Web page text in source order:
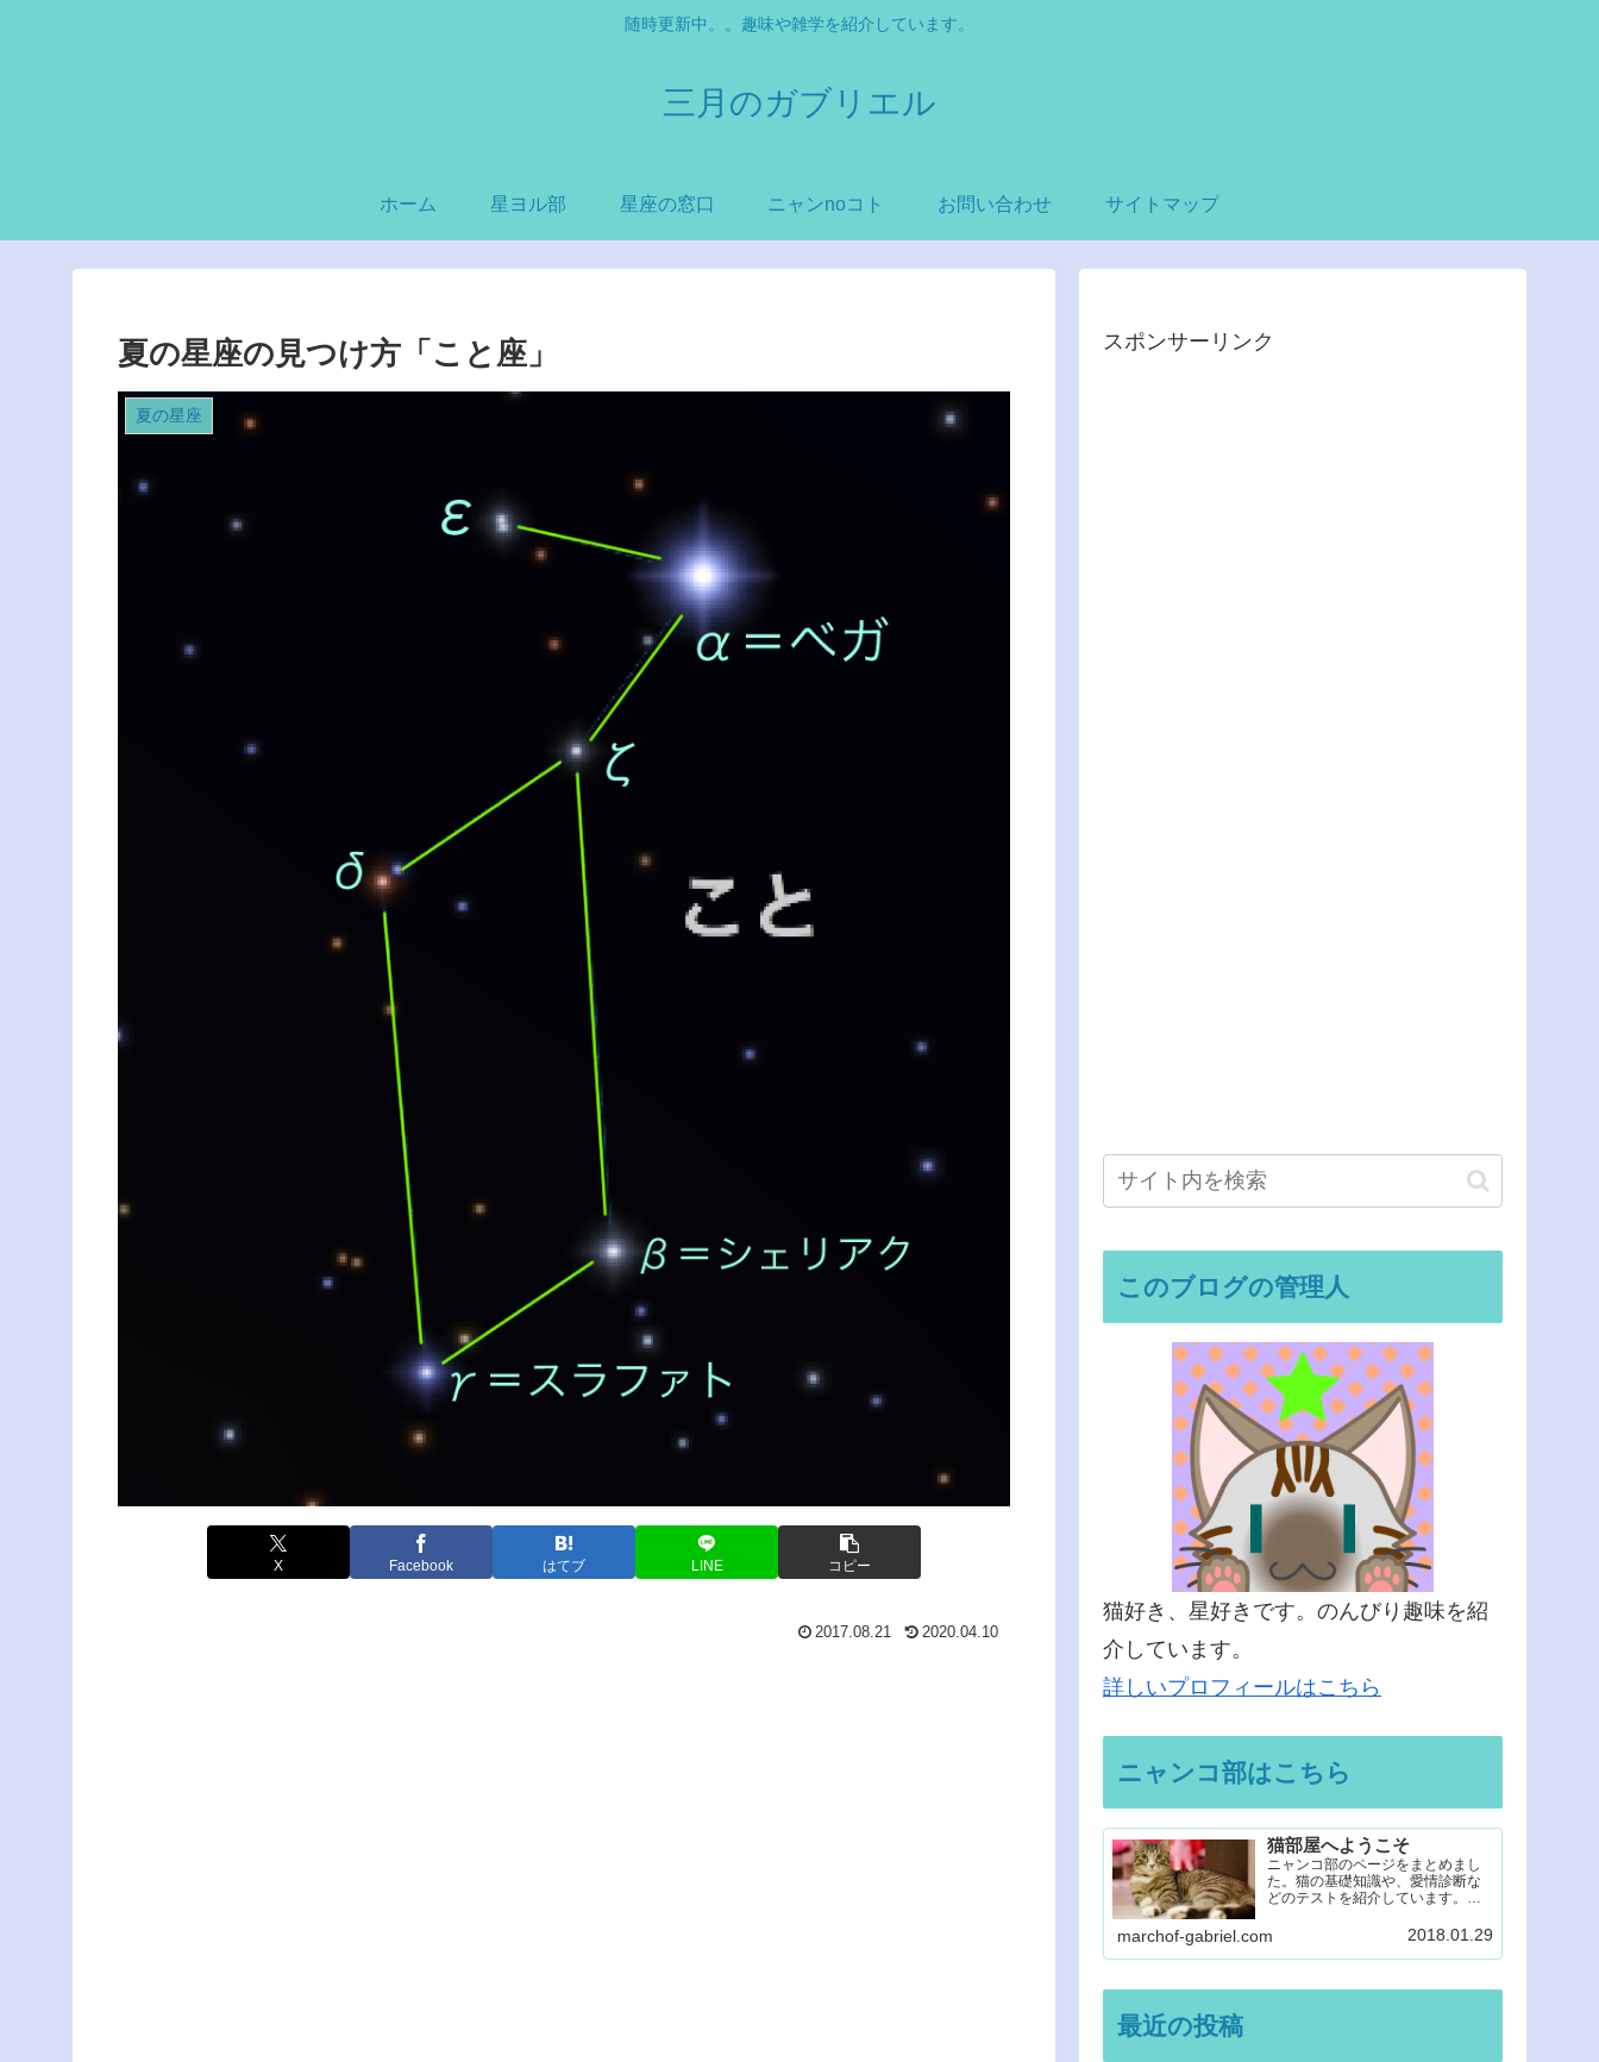
随時更新中。。趣味や雑学を紹介しています。
三月のガブリエル
ホーム 星ヨル部 星座の窓口 ニャンnoコト お問い合わせ サイトマップ
夏の星座の見つけ方「こと座」
夏の星座
X Facebook はてブ LINE コピー
2017.08.21 2020.04.10
スポンサーリンク
このブログの管理人
猫好き、星好きです。のんびり趣味を紹
介しています。
詳しいプロフィールはこちら
ニャンコ部はこちら
猫部屋へようこそ
ニャンコ部のページをまとめまし
た。猫の基礎知識や、愛情診断な
どのテストを紹介しています。楽
してください。
marchof-gabriel.com 2018.01.29
最近の投稿